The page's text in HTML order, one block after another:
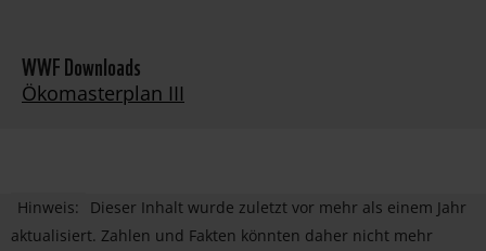
WWF Downloads
Ökomasterplan III
Hinweis:
Dieser Inhalt wurde zuletzt vor mehr als einem Jahr
aktualisiert. Zahlen und Fakten könnten daher nicht mehr